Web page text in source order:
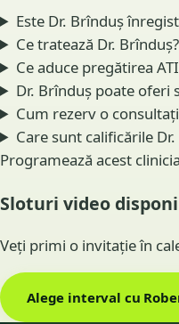
Este Dr. Brînduș
Ce tratează Dr. Brînduș?
Ce aduce pregătirea
Dr. Brînduș poate oferi
Cum rezerv o
Care sunt calificările
Programează acest
Sloturi video
Veți primi o invitație în
Alege interval cu